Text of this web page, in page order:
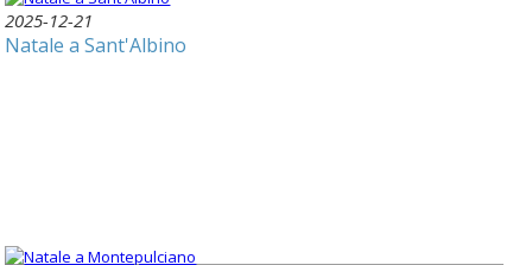
2025-12-21
Natale a Sant'Albino